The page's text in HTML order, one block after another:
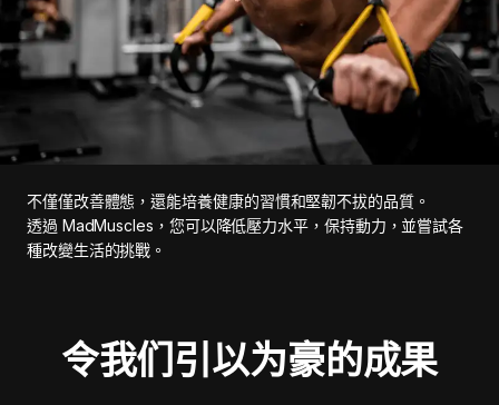
不僅僅改善體態，還能培養健康的習慣和堅韌不拔的品質。
透過 MadMuscles，您可以降低壓力水平，保持動力，並嘗試各
種改變生活的挑戰。
令我们引以为豪的成果